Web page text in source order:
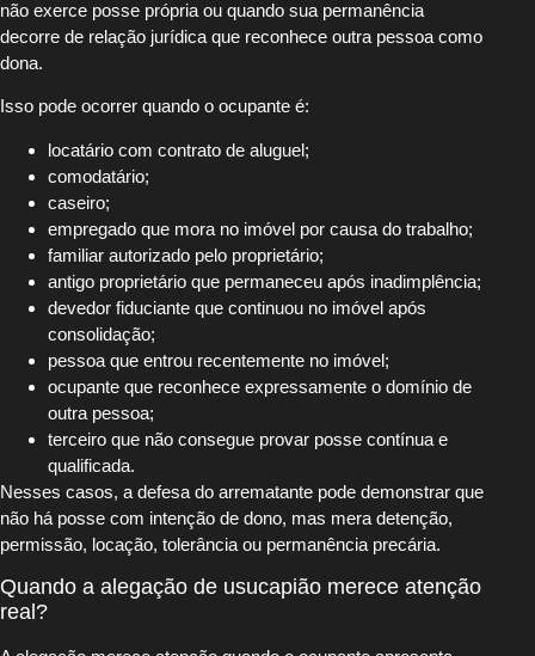
não exerce posse própria ou quando sua permanência
decorre de relação jurídica que reconhece outra pessoa como
dona.
Isso pode ocorrer quando o ocupante é:
locatário com contrato de aluguel;
comodatário;
caseiro;
empregado que mora no imóvel por causa do trabalho;
familiar autorizado pelo proprietário;
antigo proprietário que permaneceu após inadimplência;
devedor fiduciante que continuou no imóvel após
consolidação;
pessoa que entrou recentemente no imóvel;
ocupante que reconhece expressamente o domínio de
outra pessoa;
terceiro que não consegue provar posse contínua e
qualificada.
Nesses casos, a defesa do arrematante pode demonstrar que
não há posse com intenção de dono, mas mera detenção,
permissão, locação, tolerância ou permanência precária.
Quando a alegação de usucapião merece atenção
real?